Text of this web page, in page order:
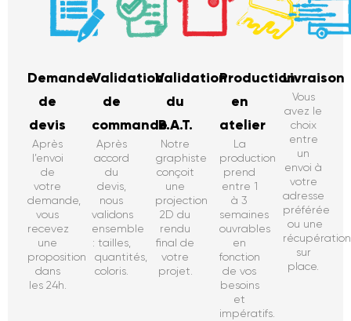
Demande
de
devis
Après
l’envoi
de
votre
demande,
vous
recevez
une
proposition
dans
les 24h.
Validation
de
commande
Après
accord
du
devis,
nous
validons
ensemble
: tailles,
quantités,
coloris.
Validation
du
B.A.T.
Notre
graphiste
conçoit
une
projection
2D du
rendu
final de
votre
projet.
Production
en
atelier
La
production
prend
entre 1
à 3
semaines
ouvrables
en
fonction
de vos
besoins
et
impératifs.
Livraison
Vous
avez le
choix
entre
un
envoi à
votre
adresse
préférée
ou une
récupération
sur
place.